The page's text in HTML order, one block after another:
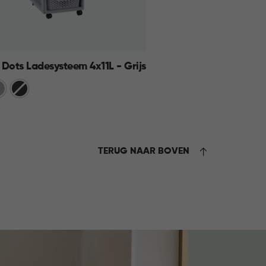
Ladesysteem 4x11L - Grijs
Donkergrijs
TERUG NAAR BOVEN